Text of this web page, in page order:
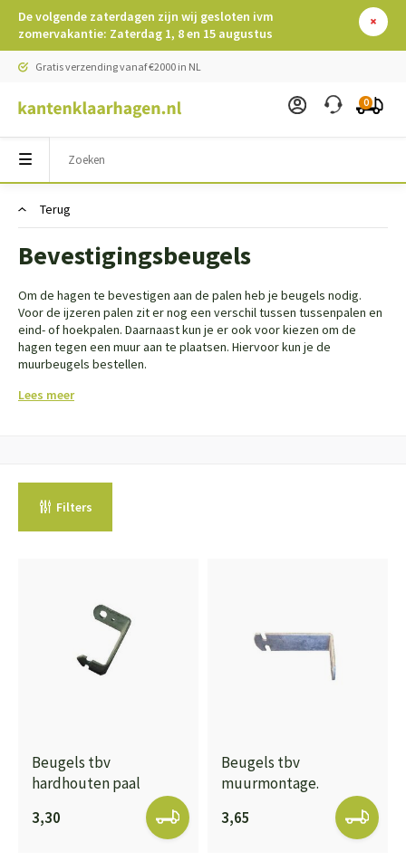
De volgende zaterdagen zijn wij gesloten ivm
zomervakantie: Zaterdag 1, 8 en 15 augustus
Gratis verzending vanaf €2000 in NL
0
Terug
Bevestigingsbeugels
Om de hagen te bevestigen aan de palen heb je beugels nodig.
Voor de ijzeren palen zit er nog een verschil tussen tussenpalen en
eind- of hoekpalen. Daarnaast kun je er ook voor kiezen om de
hagen tegen een muur aan te plaatsen. Hiervoor kun je de
muurbeugels bestellen.
Lees meer
Filters
Beugels tbv
hardhouten paal
3,30
Beugels tbv
muurmontage.
3,65